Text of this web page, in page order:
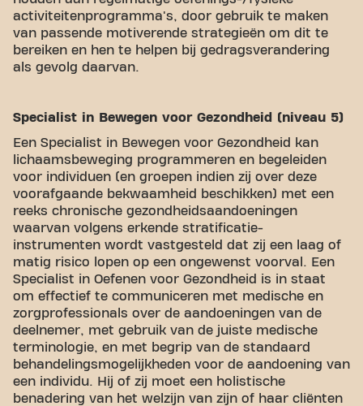
activiteitenprogramma's, door gebruik te maken
van passende motiverende strategieën om dit te
bereiken en hen te helpen bij gedragsverandering
als gevolg daarvan.
Specialist in Bewegen voor Gezondheid (niveau 5)
Een Specialist in Bewegen voor Gezondheid kan
lichaamsbeweging programmeren en begeleiden
voor individuen (en groepen indien zij over deze
voorafgaande bekwaamheid beschikken) met een
reeks chronische gezondheidsaandoeningen
waarvan volgens erkende stratificatie-
instrumenten wordt vastgesteld dat zij een laag of
matig risico lopen op een ongewenst voorval. Een
Specialist in Oefenen voor Gezondheid is in staat
om effectief te communiceren met medische en
zorgprofessionals over de aandoeningen van de
deelnemer, met gebruik van de juiste medische
terminologie, en met begrip van de standaard
behandelingsmogelijkheden voor de aandoening van
een individu. Hij of zij moet een holistische
benadering van het welzijn van zijn of haar cliënten